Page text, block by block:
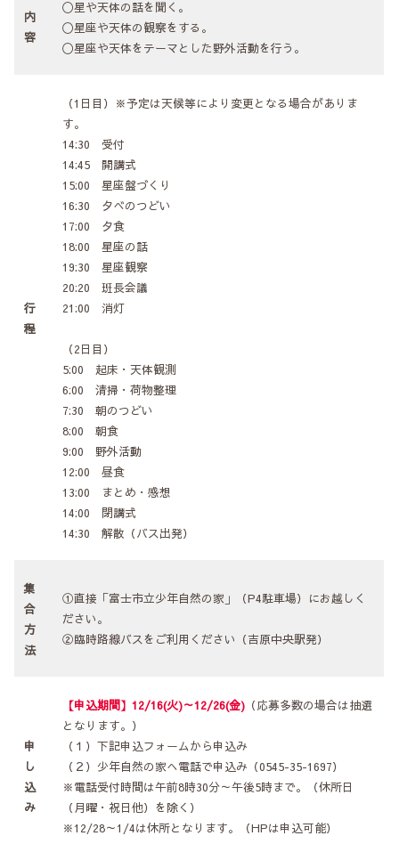
内
容
〇星や天体の話を聞く。
〇星座や天体の観察をする。
〇星座や天体をテーマとした野外活動を行う。
行
程
（1日目）※予定は天候等により変更となる場合がありま
す。
14:30 受付
14:45 開講式
15:00 星座盤づくり
16:30 夕べのつどい
17:00 夕食
18:00 星座の話
19:30 星座観察
20:20 班長会議
21:00 消灯
（2日目）
5:00 起床・天体観測
6:00 清掃・荷物整理
7:30 朝のつどい
8:00 朝食
9:00 野外活動
12:00 昼食
13:00 まとめ・感想
14:00 閉講式
14:30 解散（バス出発）
集
合
方
法
①直接「富士市立少年自然の家」（P4駐車場）にお越しく
ださい。
②臨時路線バスをご利用ください（吉原中央駅発）
申
し
込
み
【申込期間】12/16(火)～12/26(金) （応募多数の場合は抽選
となります。）
（１）下記申込フォームから申込み
（２）少年自然の家へ電話で申込み（0545-35-1697）
※電話受付時間は午前8時30分～午後5時まで。（休所日
（月曜・祝日他）を除く）
※12/28～1/4は休所となります。（HPは申込可能）